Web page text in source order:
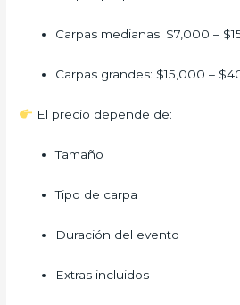
Carpas medianas: $7,000 –
Carpas grandes: $15,000 –
El precio depende de:
Tamaño
Tipo de carpa
Duración del evento
Extras incluidos